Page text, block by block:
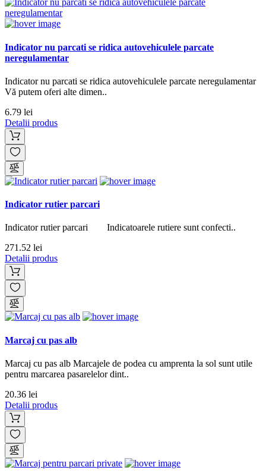
Indicator nu parcati se ridica autovehiculele parcate
neregulamentar
Indicator nu parcati se ridica autovehiculele parcate neregulamentar
Vă putem oferi alte dimen..
6.79 lei
Detalii produs
Indicator rutier parcari
Indicator rutier parcari Indicatoarele rutiere sunt confecti..
271.52 lei
Detalii produs
Marcaj cu pas alb
Marcaj cu pas alb Marcajele de podea cu amprenta la sol sunt utile
pentru marcarea pasarelelor dint..
20.36 lei
Detalii produs